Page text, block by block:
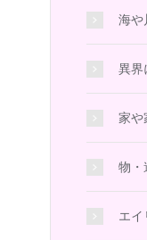
海や
異界
家や
物・
エイ